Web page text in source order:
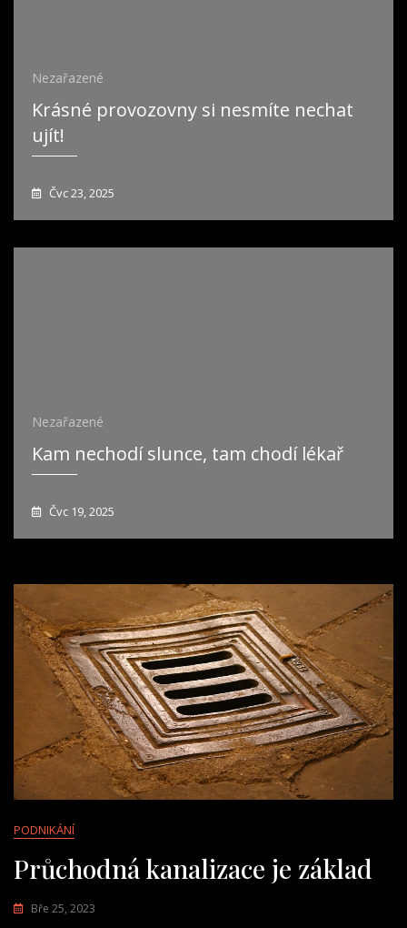
Nezařazené
Krásné provozovny si nesmíte nechat
ujít!
Čvc 23, 2025
Nezařazené
Kam nechodí slunce, tam chodí lékař
Čvc 19, 2025
PODNIKÁNÍ
Průchodná kanalizace je základ
Bře 25, 2023